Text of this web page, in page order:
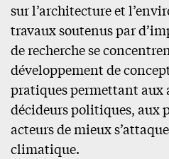
sur l’architecture et
travaux soutenus par
de recherche se
développement de
pratiques permettant aux
décideurs politiques, aux
acteurs de mieux
climatique.